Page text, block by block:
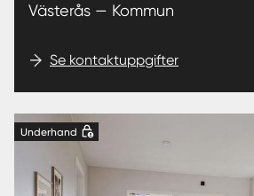
Västerås — Kommun
Se kontaktuppgifter
Underhand